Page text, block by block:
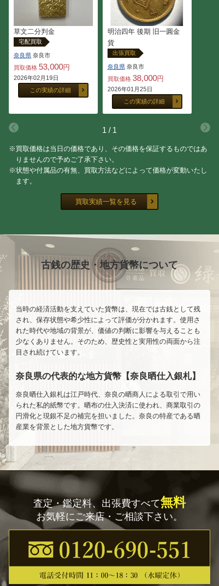
草文二分判金
宅配買取
奈良県 奈良市
買取価格 53,000円
2026年02月19日
この実績の詳細
明治四年 後期 旧一圓金
貨
出張買取
奈良県 奈良市
買取価格 38,000円
2026年01月25日
この実績の詳細
1 / 1
※買取価格は当日の価格であり、その価格を保証するものではあ
りませんので予めご了承下さい。
※状態や付属品の有無、買取方法などによって価格が変動いたし
ます。
買取実績一覧を見る
古銭の歴史・地方貨幣について
当時の経済活動を支えていた貨幣は、現在では古銭として残
され、保存状態や希少性によって評価が分かれます。使用さ
れた時代や地域の背景が、価値の判断に影響を与えることも
少なくありません。そのため、歴史性と実用性の両面から注
目され続けています。
奈良県の代表的な地方貨幣【奈良晒仕入銀札】
奈良晒仕入銀札は江戸時代、奈良の晒商人による取引で用い
られた私的紙幣です。晒布の仕入決済に使われ、商業取引の
円滑化と現銀不足の補完を担いました。奈良の特産である晒
産業を背景とした地方貨幣です。
査定・鑑定料、出張費すべて無料
お気軽にご来店・ご相談下さい。